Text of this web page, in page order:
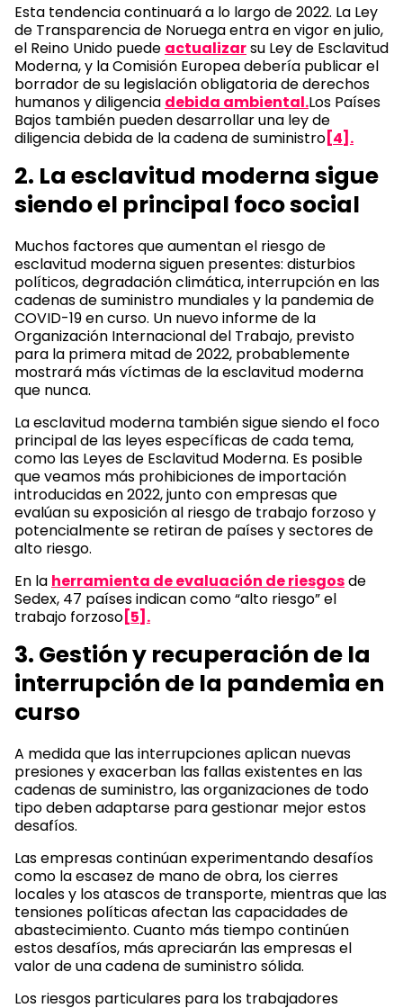
Esta tendencia continuará a lo largo de 2022. La Ley
de Transparencia de Noruega entra en vigor en julio,
el Reino Unido puede actualizarsu Ley de Esclavitud
Moderna, y la Comisión Europea debería publicar el
borrador de su legislación obligatoria de derechos
humanos y diligencia debida ambiental.Los Países
Bajos también pueden desarrollar una ley de
diligencia debida de la cadena de suministro[4].
2. La esclavitud moderna sigue
siendo el principal foco social
Muchos factores que aumentan el riesgo de
esclavitud moderna siguen presentes: disturbios
políticos, degradación climática, interrupción en las
cadenas de suministro mundiales y la pandemia de
COVID-19 en curso. Un nuevo informe de la
Organización Internacional del Trabajo, previsto
para la primera mitad de 2022, probablemente
mostrará más víctimas de la esclavitud moderna
que nunca.
La esclavitud moderna también sigue siendo el foco
principal de las leyes específicas de cada tema,
como las Leyes de Esclavitud Moderna. Es posible
que veamos más prohibiciones de importación
introducidas en 2022, junto con empresas que
evalúan su exposición al riesgo de trabajo forzoso y
potencialmente se retiran de países y sectores de
alto riesgo.
En la herramienta de evaluación de riesgosde
Sedex, 47 países indican como “alto riesgo” el
trabajo forzoso[5].
3. Gestión y recuperación de la
interrupción de la pandemia en
curso
A medida que las interrupciones aplican nuevas
presiones y exacerban las fallas existentes en las
cadenas de suministro, las organizaciones de todo
tipo deben adaptarse para gestionar mejor estos
desafíos.
Las empresas continúan experimentando desafíos
como la escasez de mano de obra, los cierres
locales y los atascos de transporte, mientras que las
tensiones políticas afectan las capacidades de
abastecimiento. Cuanto más tiempo continúen
estos desafíos, más apreciarán las empresas el
valor de una cadena de suministro sólida.
Los riesgos particulares para los trabajadores